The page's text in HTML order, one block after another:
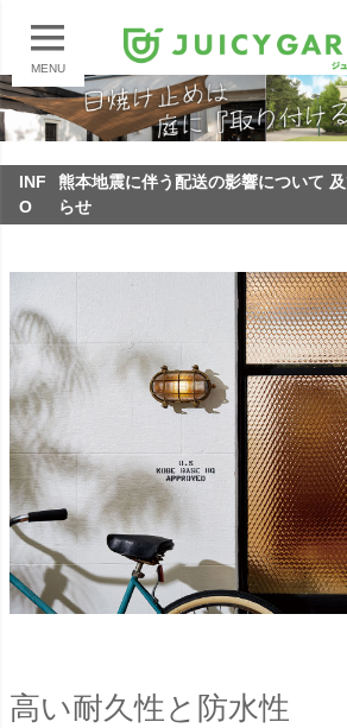
MENU
INF
O
熊本地震に伴う配送の影響について
らせ
高い耐久性と防水性